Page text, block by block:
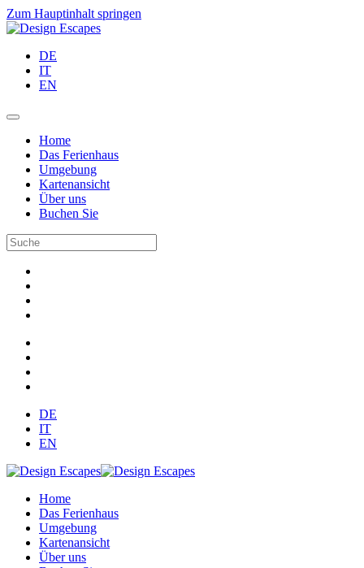
Zum Hauptinhalt springen
DE
IT
EN
Home
Das Ferienhaus
Umgebung
Kartenansicht
Über uns
Buchen Sie
DE
IT
EN
Home
Das Ferienhaus
Umgebung
Kartenansicht
Über uns